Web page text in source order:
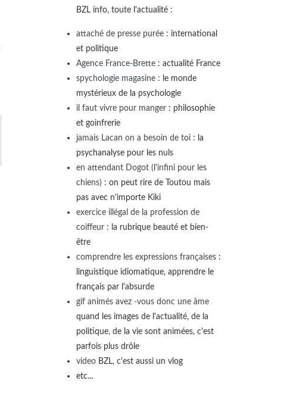
BZL info, toute l'actualité :
attaché de presse purée : international
et politique
Agence France-Brette : actualité France
spychologie magasine : le monde
mystérieux de la psychologie
il faut vivre pour manger : philosophie
et goinfrerie
jamais Lacan on a besoin de toi : la
psychanalyse pour les nuls
en attendant Dogot (l'infini pour les
chiens) : on peut rire de Toutou mais
pas avec n'importe Kiki
exercice illégal de la profession de
coiffeur : la rubrique beauté et bien-
être
comprendre les expressions françaises :
linguistique idiomatique, apprendre le
français par l'absurde
gif animés avez -vous donc une âme
quand les images de l'actualité, de la
politique, de la vie sont animées, c'est
parfois plus drôle
video BZL, c'est aussi un vlog
etc...